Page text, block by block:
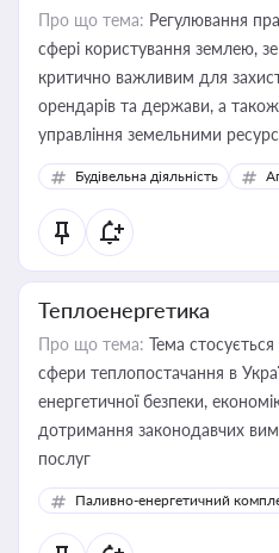
Про що тема: Регулювання
сфері користування землею,
критично важливим для
орендарів та держави, а
управління земельними
Будівельна діяльність
Теплоенергетика
Про що тема: Тема
сфери теплопостачання в
енергетичної безпеки,
дотримання законодавчих
послуг
Паливно-енергетичний